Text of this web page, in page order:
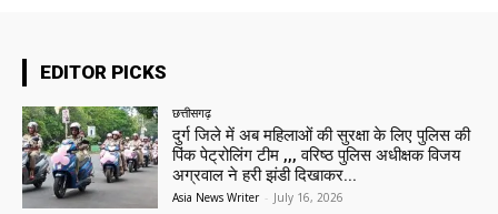
EDITOR PICKS
छत्तीसगढ़
दुर्ग जिले में अब महिलाओं की सुरक्षा के लिए पुलिस की
पिंक पेट्रोलिंग टीम ,,, वरिष्ठ पुलिस अधीक्षक विजय
अग्रवाल ने हरी झंडी दिखाकर...
Asia News Writer - July 16, 2026